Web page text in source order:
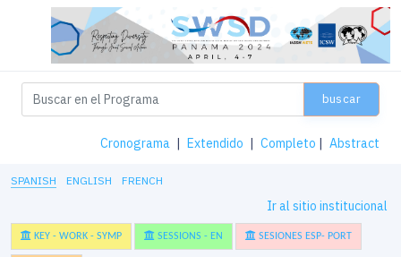
buscar
Cronograma | Extendido | Completo | Abstract
SPANISH ENGLISH FRENCH
Ir al sitio institucional
KEY - WORK - SYMP SESSIONS - EN SESIONES ESP- PORT